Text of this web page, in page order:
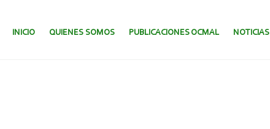
SALTAR AL CONTENIDO.
INICIO QUIENES SOMOS PUBLICACIONES OCMAL NOTICIAS